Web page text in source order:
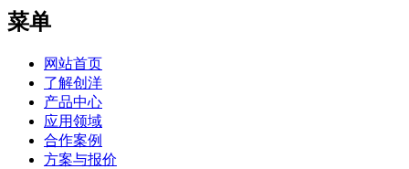
菜单
网站首页
了解创洋
产品中心
应用领域
合作案例
方案与报价